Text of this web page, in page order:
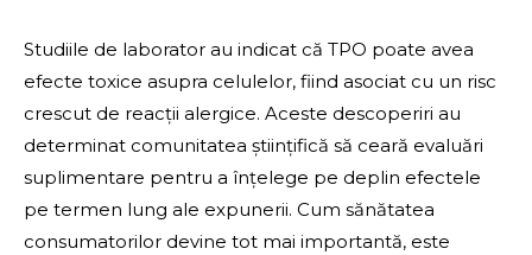
Studiile de laborator au indicat că TPO poate avea
efecte toxice asupra celulelor, fiind asociat cu un risc
crescut de reacții alergice. Aceste descoperiri au
determinat comunitatea științifică să ceară evaluări
suplimentare pentru a înțelege pe deplin efectele
pe termen lung ale expunerii. Cum sănătatea
consumatorilor devine tot mai importantă, este